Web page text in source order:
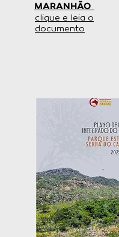
MARANHÃO
clique e leia o
documento